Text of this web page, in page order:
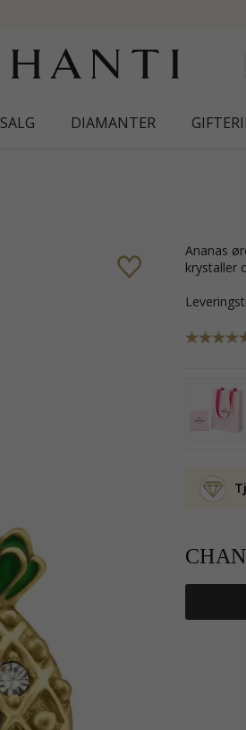
SALG DIAMANTER
ananas øredobber i forgylt sølv med blank overflate og 10 fasettslipte hvite
krystaller